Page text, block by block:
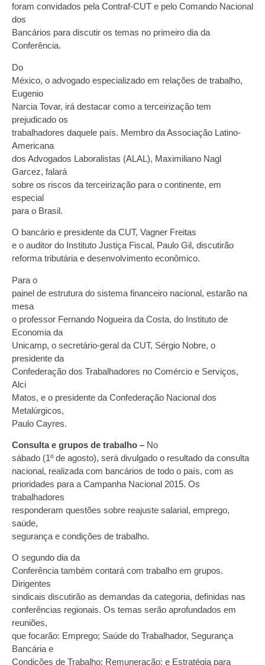
foram convidados pela Contraf-CUT e pelo Comando Nacional
dos
Bancários para discutir os temas no primeiro dia da
Conferência.
Do
México, o advogado especializado em relações de trabalho,
Eugenio
Narcia Tovar, irá destacar como a terceirização tem
prejudicado os
trabalhadores daquele país. Membro da Associação Latino-
Americana
dos Advogados Laboralistas (ALAL), Maximiliano Nagl
Garcez, falará
sobre os riscos da terceirização para o continente, em
especial
para o Brasil.
O bancário e presidente da CUT, Vagner Freitas
e o auditor do Instituto Justiça Fiscal, Paulo Gil, discutirão
reforma tributária e desenvolvimento econômico.
Para o
painel de estrutura do sistema financeiro nacional, estarão na
mesa
o professor Fernando Nogueira da Costa, do Instituto de
Economia da
Unicamp, o secretário-geral da CUT, Sérgio Nobre, o
presidente da
Confederação dos Trabalhadores no Comércio e Serviços,
Alci
Matos, e o presidente da Confederação Nacional dos
Metalúrgicos,
Paulo Cayres.
Consulta e grupos de trabalho – No
sábado (1º de agosto), será divulgado o resultado da consulta
nacional, realizada com bancários de todo o país, com as
prioridades para a Campanha Nacional 2015. Os
trabalhadores
responderam questões sobre reajuste salarial, emprego,
saúde,
segurança e condições de trabalho.
O segundo dia da
Conferência também contará com trabalho em grupos.
Dirigentes
sindicais discutirão as demandas da categoria, definidas nas
conferências regionais. Os temas serão aprofundados em
reuniões,
que focarão: Emprego; Saúde do Trabalhador, Segurança
Bancária e
Condições de Trabalho; Remuneração; e Estratégia para